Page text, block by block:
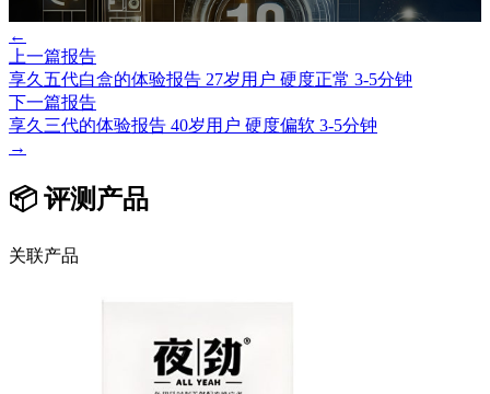
←
上一篇报告
享久五代白盒的体验报告 27岁用户 硬度正常 3-5分钟
下一篇报告
享久三代的体验报告 40岁用户 硬度偏软 3-5分钟
→
📦 评测产品
关联产品